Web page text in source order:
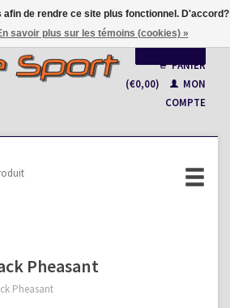
Français
Nederlands
PANIER
(€0,00)
MON
COMPTE
Pheasant
Pheasant
de rendre ce site plus fonctionnel. D'accord?
savoir plus sur les témoins (cookies) »